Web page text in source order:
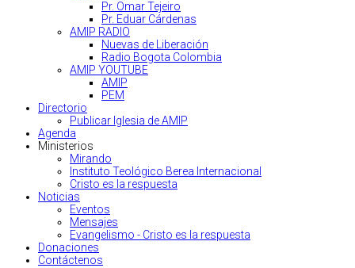
Pr. Omar Tejeiro
Pr. Eduar Cárdenas
AMIP RADIO
Nuevas de Liberación
Radio Bogota Colombia
AMIP YOUTUBE
AMIP
PEM
Directorio
Publicar Iglesia de AMIP
Agenda
Ministerios
Mirando
Instituto Teológico Berea Internacional
Cristo es la respuesta
Noticias
Eventos
Mensajes
Evangelismo - Cristo es la respuesta
Donaciones
Contáctenos